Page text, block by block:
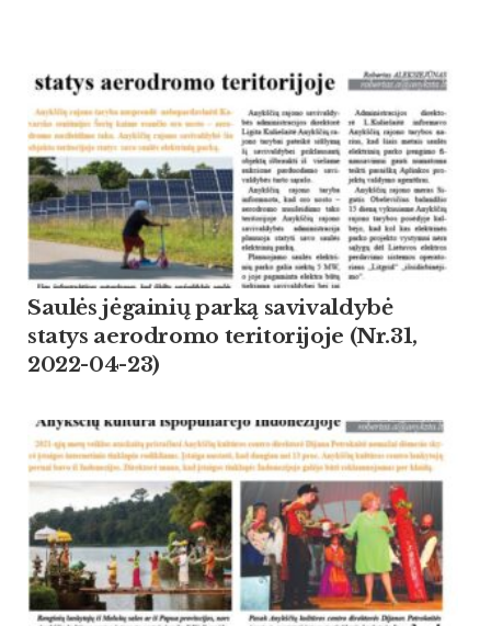
Saulės jėgainių parką savivaldybė
statys aerodromo teritorijoje (Nr.31,
2022-04-23)